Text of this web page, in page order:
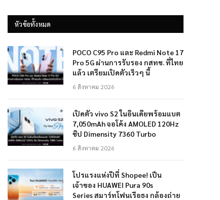
หัวข้อทั้งหมด
POCO C95 Pro และ Redmi Note 17
Pro 5G ผ่านการรับรอง กสทช. ที่ไทย
แล้ว เตรียมเปิดตัวเร็วๆ นี้
6 สิงหาคม 2026
เปิดตัว vivo S2 ในอินเดียพร้อมแบต
7,050mAh จอโค้ง AMOLED 120Hz
ชิป Dimensity 7360 Turbo
6 สิงหาคม 2026
โปรแรงแห่งปีที่ Shopee! เป็น
เจ้าของ HUAWEI Pura 90s
Series สมาร์ทโฟนเรือธง กล้องถ่าย